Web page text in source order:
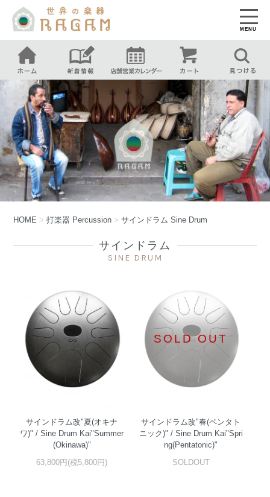
MENU
HOME >打楽器 Percussion >サインドラムSine Drum
サインドラム
SINE DRUM
サインドラム改"夏(オキナ
ワ)" / Sine Drum Kai"Summer
(Okinawa)"
63,800円(税5,800円)
SOLD OUT
サインドラム改"春(ペンタト
ニック)" / Sine Drum Kai"Spri
ng(Pentatonic)"
SOLDOUT